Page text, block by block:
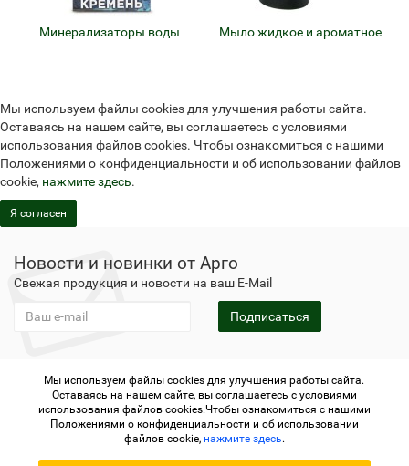
Минерализаторы воды Мыло жидкое и ароматное
Мы используем файлы cookies для улучшения работы сайта.
Оставаясь на нашем сайте, вы соглашаетесь с условиями
использования файлов cookies. Чтобы ознакомиться с нашими
Положениями о конфиденциальности и об использовании файлов
cookie, нажмите здесь.
Я согласен
Новости и новинки от Арго
Свежая продукция и новости на ваш E-Mail
Подписаться
Не является публичной офертой
Политика
конфиденциальности
Не является публичной офертой
Политика конфиденциальности
Регистрация в Арго
Мы используем файлы cookies для улучшения работы сайта.
Оставаясь на нашем сайте, вы соглашаетесь с условиями
использования файлов cookies.Чтобы ознакомиться с нашими
Положениями о конфиденциальности и об использовании
файлов cookie, нажмите здесь.